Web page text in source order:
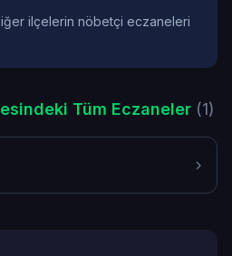
ilçelerin nöbetçi eczaneleri
Tüm Eczaneler (1)